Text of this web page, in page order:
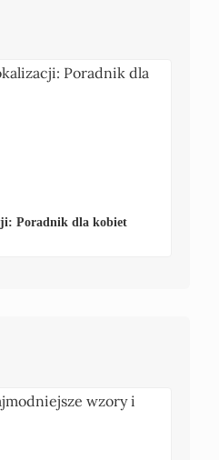
Poradnik dla kobiet